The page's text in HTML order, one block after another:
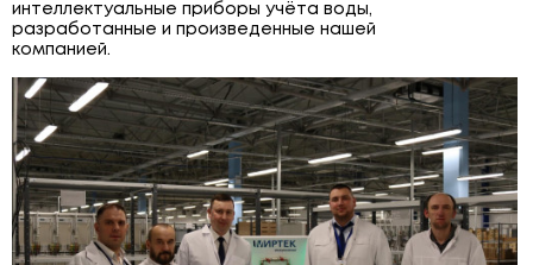
интеллектуальные приборы учëта воды,
разработанные и произведенные нашей
компанией.